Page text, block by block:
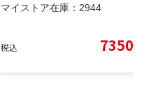
マイストア在庫： 2944
税込 7350